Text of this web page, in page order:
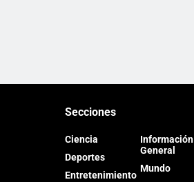
Secciones
Ciencia
Deportes
Entretenimiento
Información
General
Mundo